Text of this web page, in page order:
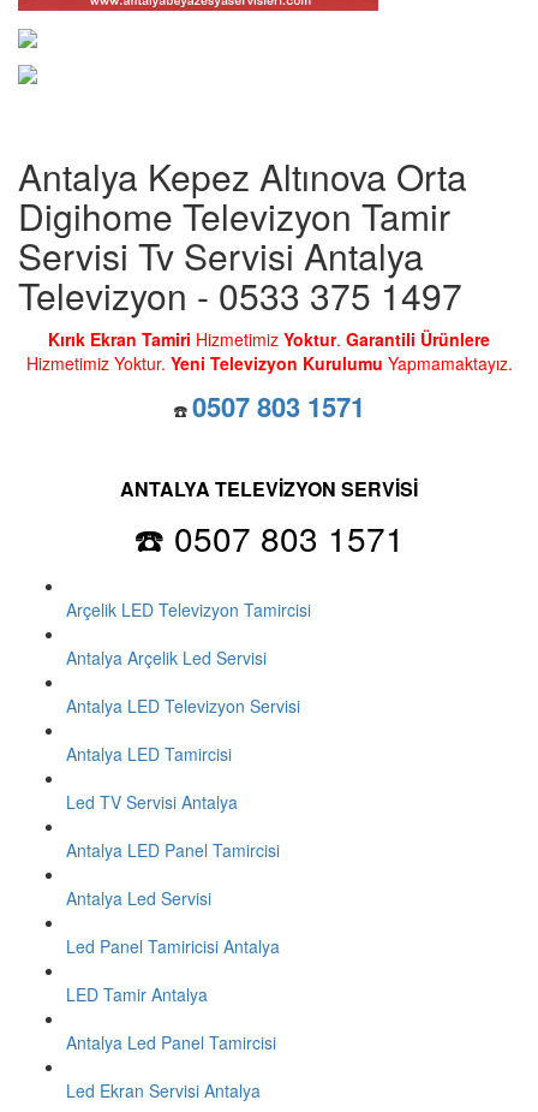
Antalya Kepez Altınova Orta
Digihome Televizyon Tamir
Servisi Tv Servisi Antalya
Televizyon - 0533 375 1497
Kırık Ekran Tamiri Hizmetimiz Yoktur. Garantili Ürünlere
Hizmetimiz Yoktur. Yeni Televizyon Kurulumu Yapmamaktayız.
☎️ 0507 803 1571
ANTALYA TELEVİZYON SERVİSİ
☎️ 0507 803 1571
Arçelik LED Televizyon Tamircisi
Antalya Arçelik Led Servisi
Antalya LED Televizyon Servisi
Antalya LED Tamircisi
Led TV Servisi Antalya
Antalya LED Panel Tamircisi
Antalya Led Servisi
Led Panel Tamiricisi Antalya
LED Tamir Antalya
Antalya Led Panel Tamircisi
Led Ekran Servisi Antalya